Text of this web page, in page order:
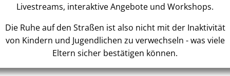
Livestreams, interaktive Angebote und Workshops.
Die Ruhe auf den Straßen ist also nicht mit der Inaktivität
von Kindern und Jugendlichen zu verwechseln - was viele
Eltern sicher bestätigen können.